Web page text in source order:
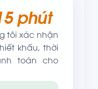
phút
tôi xác nhận
khấu, thời
toán cho